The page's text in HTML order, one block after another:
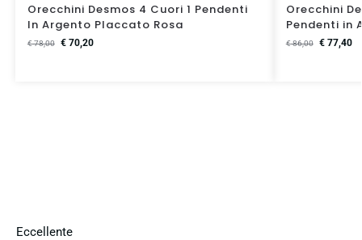
Orecchini Desmos 4 Cuori 1 Pendenti
In Argento Placcato Rosa
€78,00 €70,20
Orecchini
Pendenti in
€86,00 €77,40
Eccellente